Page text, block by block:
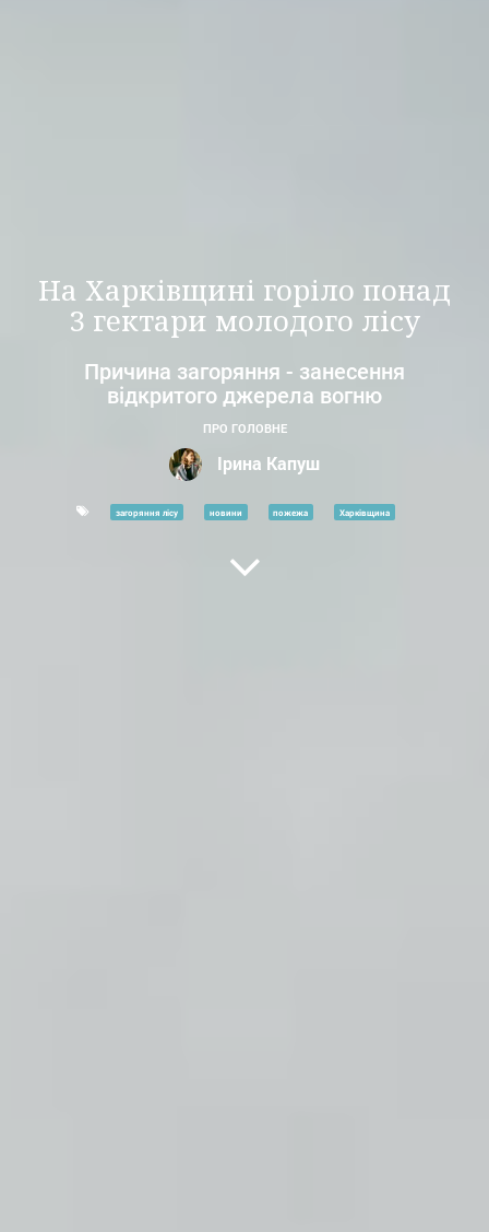
На Харківщині горіло понад
3 гектари молодого лісу
Причина загоряння - занесення
відкритого джерела вогню
ПРО ГОЛОВНЕ
Ірина Капуш
загоряння лісу новини пожежа Харківщина